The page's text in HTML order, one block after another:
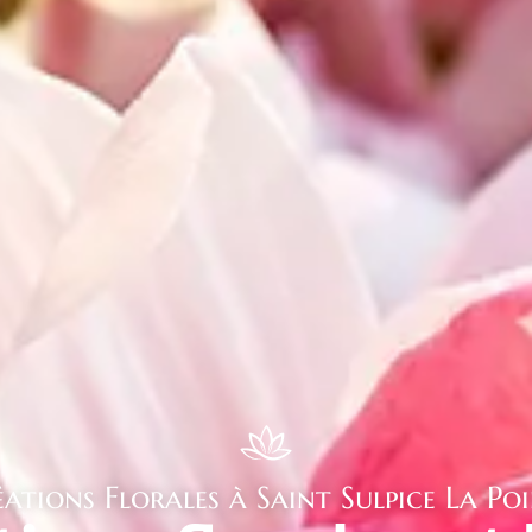
Florales à Saint Sulpice La